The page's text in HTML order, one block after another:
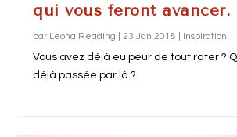
qui vous feront avancer.
par Leona Reading |23 Jan 2018 Inspiration
Vous avez déjà eu peur de tout rater ?
déjà passée par là ?